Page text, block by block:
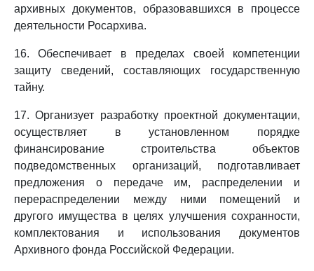
архивных документов, образовавшихся в процессе
деятельности Росархива.
16. Обеспечивает в пределах своей компетенции
защиту сведений, составляющих государственную
тайну.
17. Организует разработку проектной документации,
осуществляет в установленном порядке
финансирование строительства объектов
подведомственных организаций, подготавливает
предложения о передаче им, распределении и
перераспределении между ними помещений и
другого имущества в целях улучшения сохранности,
комплектования и использования документов
Архивного фонда Российской Федерации.